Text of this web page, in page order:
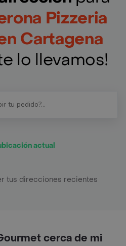
Pizzeria
Cartagena
lo llevamos!
actual
tus direcciones recientes
cerca de mi